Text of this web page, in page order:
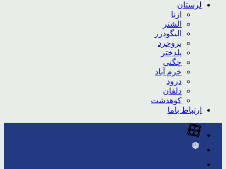
لرستان
ازنا
الشتر
الیگودرز
بروجرد
پلدختر
چگنی
خرم آباد
درود
دلفان
کوهدشت
ارتباط باما